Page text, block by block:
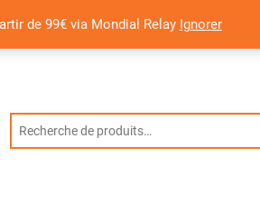
de 99€ via Mondial Relay Ignorer